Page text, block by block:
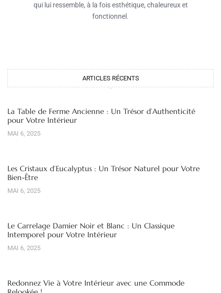
qui lui ressemble, à la fois esthétique, chaleureux et
fonctionnel.
ARTICLES RÉCENTS
La Table de Ferme Ancienne : Un Trésor d’Authenticité
pour Votre Intérieur
MAI 6, 2025
Les Cristaux d’Eucalyptus : Un Trésor Naturel pour Votre
Bien-Être
MAI 6, 2025
Le Carrelage Damier Noir et Blanc : Un Classique
Intemporel pour Votre Intérieur
MAI 6, 2025
Redonnez Vie à Votre Intérieur avec une Commode